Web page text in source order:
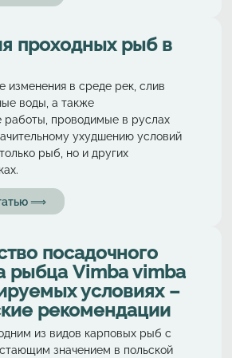
проходных рыб в
изменения в среде рек, слив
воды, а также
работы, проводимые в руслах
ухудшению условий
рыб, но и других
⟹
посадочного
рыбца Vimba vimba
условиях –
рекомендации
из видов карповых рыб с
значением в польской